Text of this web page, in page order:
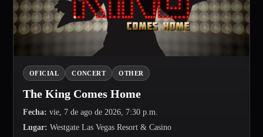
OFICIAL CONCERT OTHER
The King Comes Home
Fecha: vie, 7 de ago de 2026, 7:30 p.m.
Lugar: Westgate Las Vegas Resort & Casino